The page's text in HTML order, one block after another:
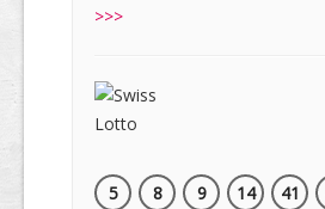
>>>
5
8 9 14 41